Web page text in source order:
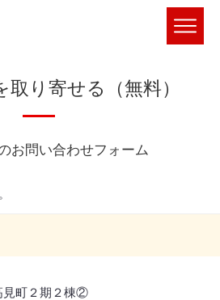
り寄せる（無料）
お問い合わせフォーム
見町２期２棟②